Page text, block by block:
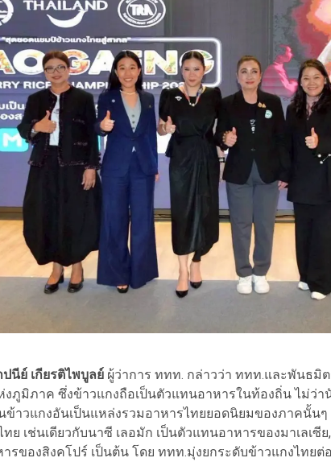
ปนีย์ เกียรติไพบูลย์ ผู้ว่าการ ททท. กล่าวว่า ททท.และพันธมิ
ภูมิภาค ซึ่งข้าวแกงถือเป็นตัวแทนอาหารในท้องถิ่น ไม่ว่า
ข้าวแกงอันเป็นแหล่งรวมอาหารไทยยอดนิยมของภาคนั้นๆ
ย เช่นเดียวกับนาซี เลอมัก เป็นตัวแทนอาหารของมาเลเซี
รของสิงคโปร์ เป็นต้น โดย ททท.มุ่งยกระดับข้าวแกงไทยต่